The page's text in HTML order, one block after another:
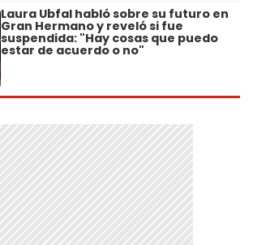
Laura Ubfal habló sobre su futuro en
Gran Hermano y reveló si fue
suspendida: "Hay cosas que puedo
estar de acuerdo o no"